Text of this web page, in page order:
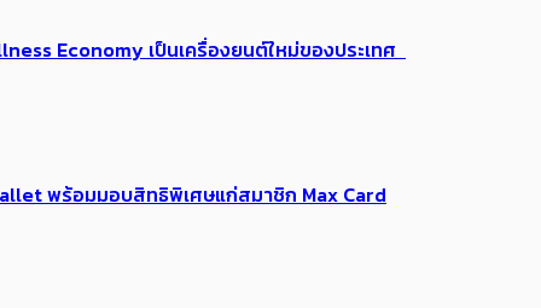
Economy เป็นเครื่องยนต์ใหม่ของประเทศ
พร้อมมอบสิทธิพิเศษแก่สมาชิก Max Card